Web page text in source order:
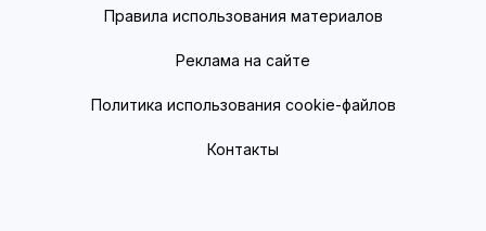
Правила использования материалов
Реклама на сайте
Политика использования cookie-файлов
Контакты